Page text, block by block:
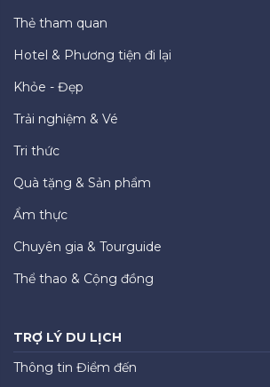
Thẻ tham quan
Hotel & Phương tiện đi lại
Khỏe - Đẹp
Trải nghiệm & Vé
Tri thức
Quà tặng & Sản phẩm
Ẩm thực
Chuyên gia & Tourguide
Thể thao & Cộng đồng
TRỢ LÝ DU LỊCH
Thông tin Điểm đến